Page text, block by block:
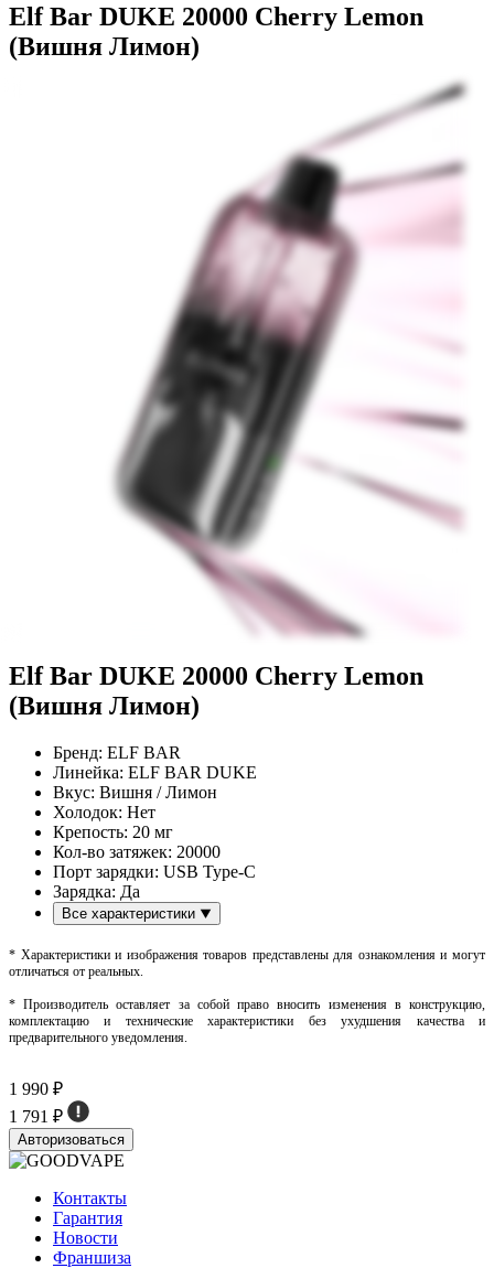
Elf Bar DUKE 20000 Cherry Lemon
(Вишня Лимон)
Elf Bar DUKE 20000 Cherry Lemon
(Вишня Лимон)
Бренд: ELF BAR
Линейка: ELF BAR DUKE
Вкус: Вишня / Лимон
Холодок: Нет
Крепость: 20 мг
Кол-во затяжек: 20000
Порт зарядки: USB Type-C
Зарядка: Да
Все характеристики
* Характеристики и изображения товаров представлены для ознакомления и могут
отличаться от реальных.
* Производитель оставляет за собой право вносить изменения в конструкцию,
комплектацию и технические характеристики без ухудшения качества и
предварительного уведомления.
1 990 ₽
1 791 ₽
Авторизоваться
Контакты
Гарантия
Новости
Франшиза